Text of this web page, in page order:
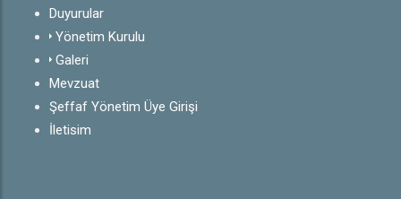
Duyurular
Yönetim Kurulu
Galeri
Mevzuat
Şeffaf Yönetim Üye Girişi
İletişim